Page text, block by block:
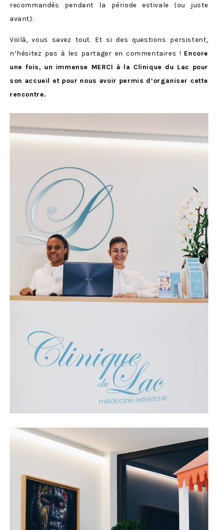
recommandés pendant la période estivale (ou juste
avant).
Voilà, vous savez tout. Et si des questions persistent,
n’hésitez pas à les partager en commentaires ! Encore
une fois, un immense MERCI à la Clinique du Lac pour
son accueil et pour nous avoir permis d’organiser cette
rencontre.